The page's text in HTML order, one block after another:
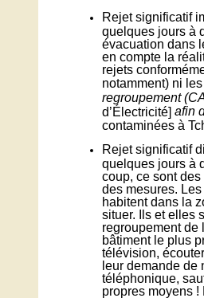
Rejet significatif
quelques jours à
évacuation dans
en compte la
rejets
notamment) ni
regroupement
d’Électricité] afin
contaminées à
Rejet significatif
quelques jours à
coup, ce sont
des mesures. Les
habitent dans la
situer. Ils et elles
regroupement de
bâtiment le plus
télévision,
leur demande de
téléphonique,
propres moyens !